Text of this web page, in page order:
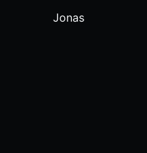
Jonas